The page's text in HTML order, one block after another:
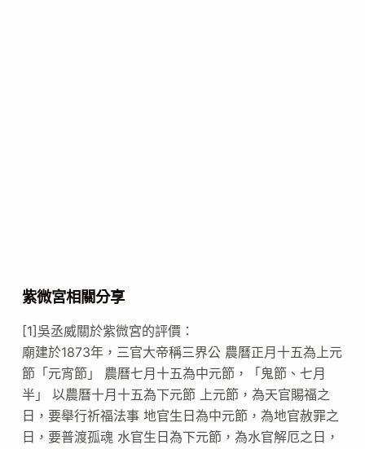
紫微宮相關分享
[1]吳丞威關於紫微宮的評價：
廟建於1873年，三官大帝稱三界公 農曆正月十五為上元
節「元宵節」 農曆七月十五為中元節，「鬼節、七月
半」 以農曆十月十五為下元節 上元節，為天官賜福之
日，要舉行祈福法事 地官生日為中元節，為地官赦罪之
日，要普渡孤魂 水官生日為下元節，為水官解厄之日，